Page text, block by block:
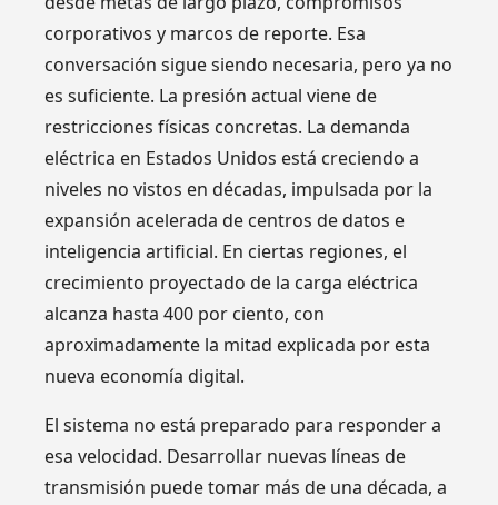
corporativos y marcos de reporte. Esa
conversación sigue siendo necesaria, pero ya no
es suficiente. La presión actual viene de
restricciones físicas concretas. La demanda
eléctrica en Estados Unidos está creciendo a
niveles no vistos en décadas, impulsada por la
expansión acelerada de centros de datos e
inteligencia artificial. En ciertas regiones, el
crecimiento proyectado de la carga eléctrica
alcanza hasta 400 por ciento, con
aproximadamente la mitad explicada por esta
nueva economía digital.
El sistema no está preparado para responder a
esa velocidad. Desarrollar nuevas líneas de
transmisión puede tomar más de una década, a